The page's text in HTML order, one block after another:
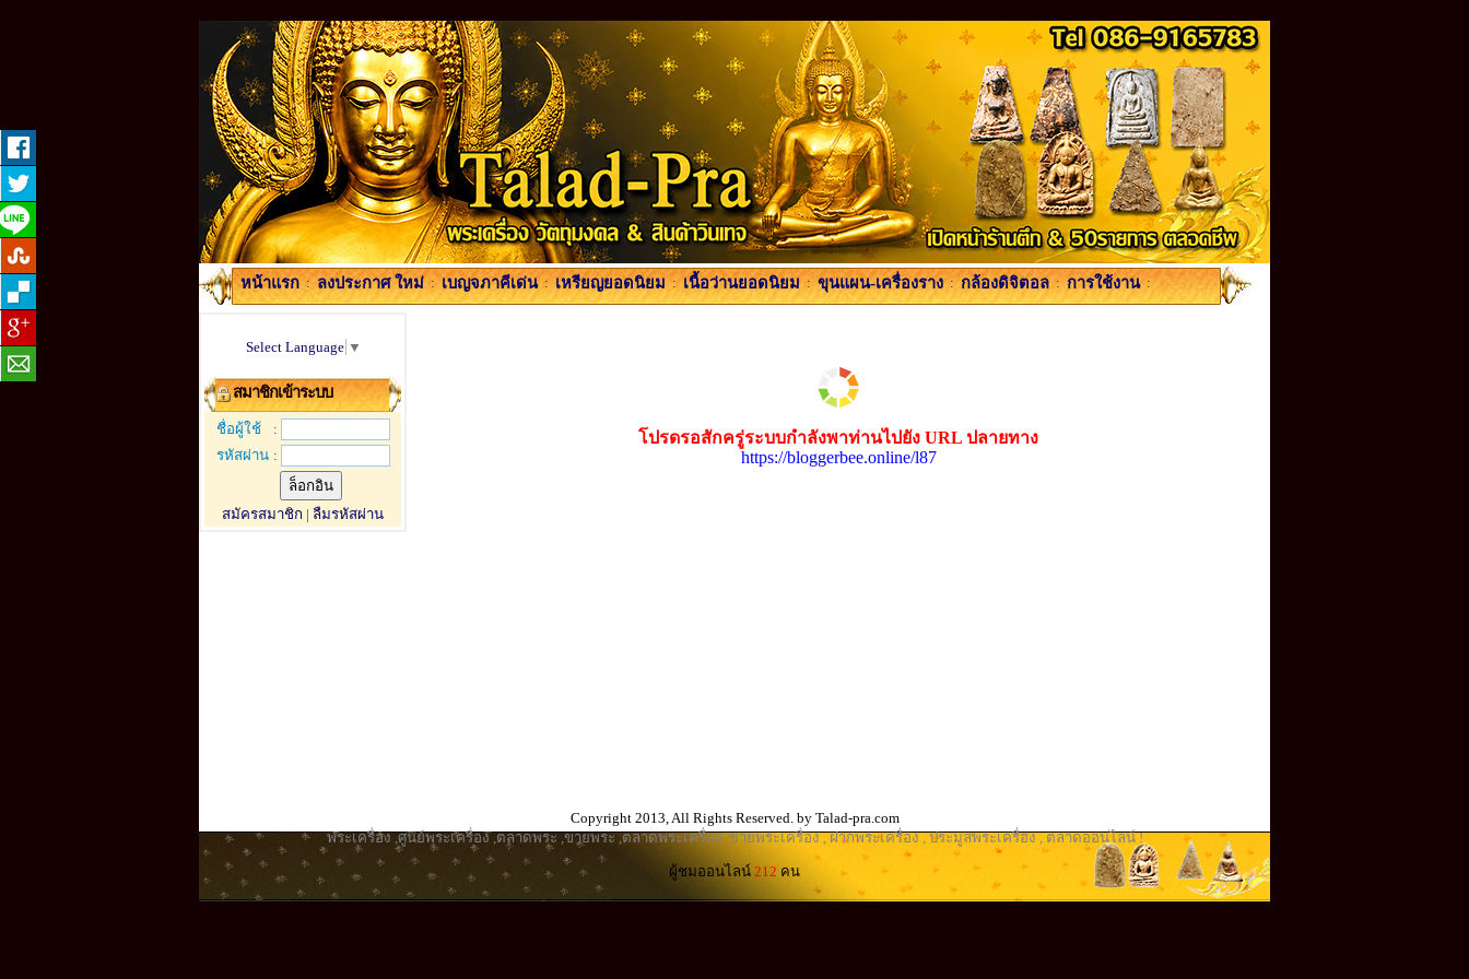
หน้าแรก : ลงประกาศ ใหม่ : เบญจภาคีเด่น : เหรียญยอดนิยม : เนื้อว่านยอดนิยม : ขุนแผน-เครื่องราง : กล้องดิจิตอล : การใช้งาน :
Select Language ▼
สมาชิกเข้าระบบ
ชื่อผู้ใช้
:
รหัสผ่าน :
สมัครสมาชิก | ลืมรหัสผ่าน
โปรดรอสักครู่ระบบกำลังพาท่านไปยัง URL ปลายทาง
https://bloggerbee.online/l87
Copyright 2013, All Rights Reserved. by Talad-pra.com
พระเครื่อง ,ศูนย์พระเครื่อง,ตลาดพระ ,ขายพระ ,ตลาดพระเครื่อง ,ขายพระเครื่อง, ฝากพระเครื่อง, ประมูลพระเครื่อง , ตลาดออนไลน์ !
ผู้ชมออนไลน์ 212 คน